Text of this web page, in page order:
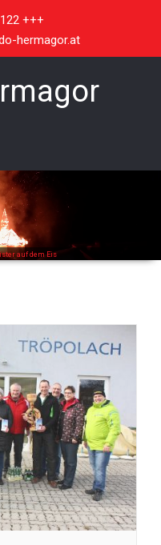
+++
hermagor.at
auf dem Eis